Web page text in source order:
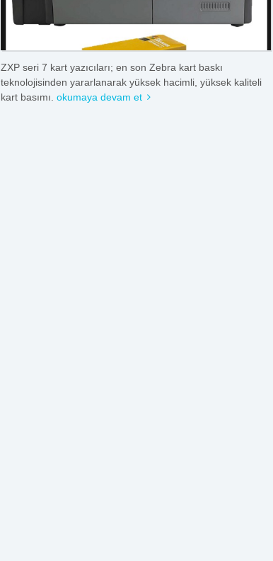
ZXP seri 7 kart yazıcıları; en son Zebra kart baskı
teknolojisinden yararlanarak yüksek hacimli, yüksek kaliteli
kart basımı. okumaya devam et